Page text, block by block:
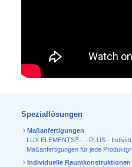
Speziallösungen
Maßanfertigungen
LUX ELEMENTS®-...-PLUS -
Maßanfertigungen für jede
Individuelle Raumkonstruktionen